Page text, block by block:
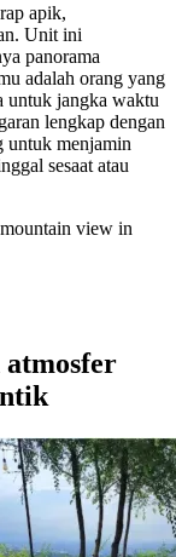
apik,
Unit ini
panorama
adalah orang yang
untuk jangka waktu
lengkap dengan
untuk menjamin
sesaat atau
view in